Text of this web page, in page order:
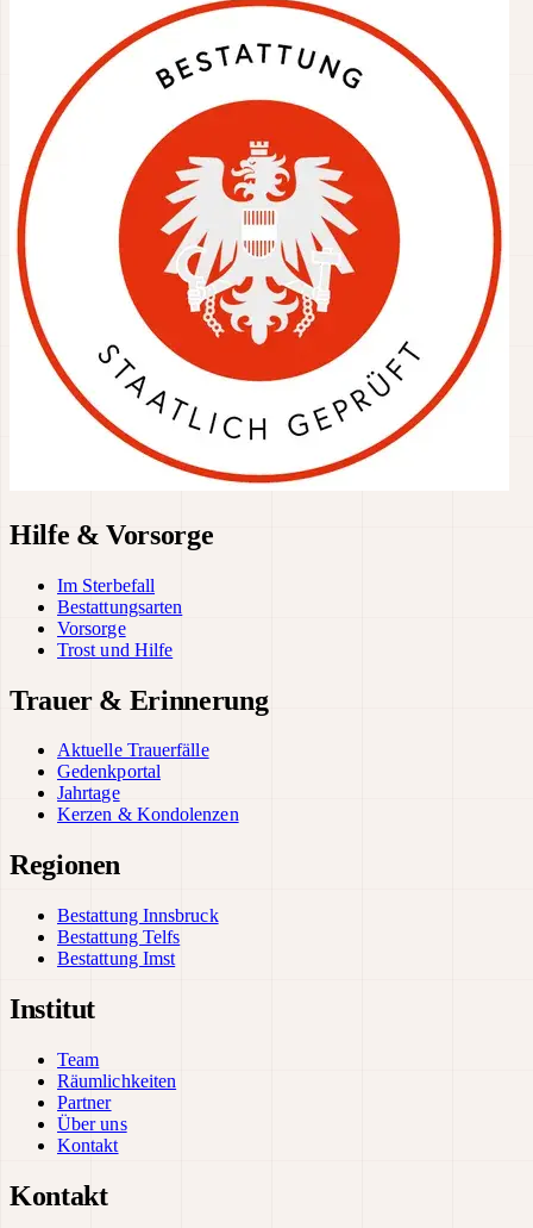
Hilfe & Vorsorge
Im Sterbefall
Bestattungsarten
Vorsorge
Trost und Hilfe
Trauer & Erinnerung
Aktuelle Trauerfälle
Gedenkportal
Jahrtage
Kerzen & Kondolenzen
Regionen
Bestattung Innsbruck
Bestattung Telfs
Bestattung Imst
Institut
Team
Räumlichkeiten
Partner
Über uns
Kontakt
Kontakt